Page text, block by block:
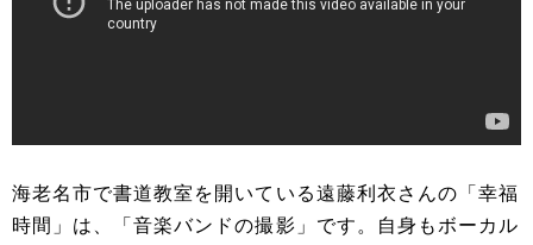
海老名市で書道教室を開いている遠藤利衣さんの「幸福
時間」は、「音楽バンドの撮影」です。自身もボーカル